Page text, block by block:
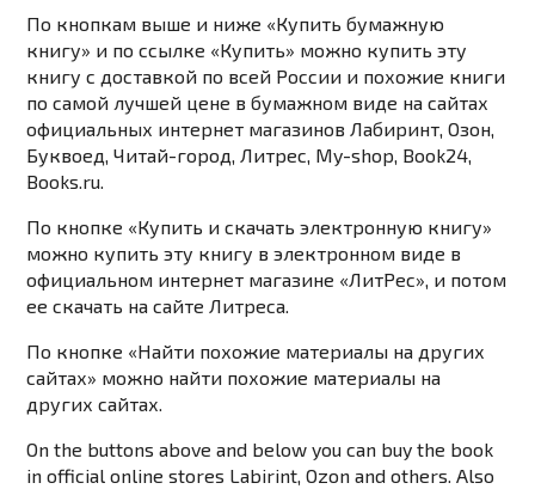
По кнопкам выше и ниже «Купить бумажную
книгу» и по ссылке «Купить» можно купить эту
книгу с доставкой по всей России и похожие книги
по самой лучшей цене в бумажном виде на сайтах
официальных интернет магазинов Лабиринт, Озон,
Буквоед, Читай-город, Литрес, My-shop, Book24,
Books.ru.
По кнопке «Купить и скачать электронную книгу»
можно купить эту книгу в электронном виде в
официальном интернет магазине «ЛитРес», и потом
ее скачать на сайте Литреса.
По кнопке «Найти похожие материалы на других
сайтах» можно найти похожие материалы на
других сайтах.
On the buttons above and below you can buy the book
in official online stores Labirint, Ozon and others. Also